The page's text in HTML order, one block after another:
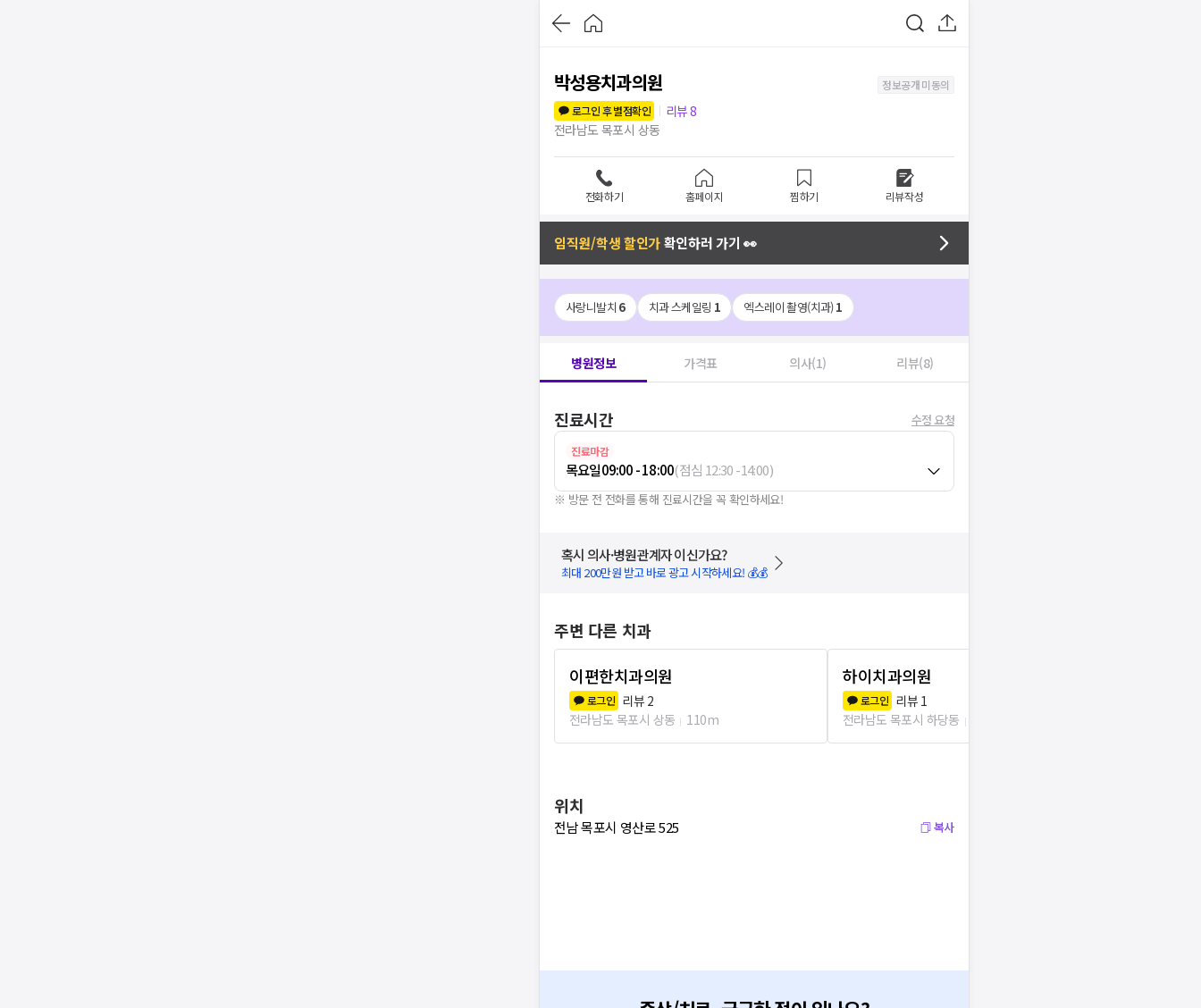
박성용치과의원
정보공개 미동의
로그인 후 별점확인
리뷰8
전라남도 목포시 상동
전화하기 홈페이지 찜하기 리뷰작성
임직원/학생 할인가확인하러 가기 👀
사랑니발치 6 치과 스케일링 1 엑스레이 촬영(치과)1
병원정보 가격표 의사(1) 리뷰(8)
진료시간 수정 요청
진료마감
목요일09:00 - 18:00(점심 12:30-14:00)
※ 방문 전 전화를 통해 진료시간을 꼭 확인하세요!
혹시 의사·병원관계자 이신가요?
최대 200만원 받고 바로 광고 시작하세요! 💰💰
주변 다른 치과
이편한치과의원
로그인 리뷰 2
전라남도 목포시 상동
110m
하이치과의원
로그인 리뷰 1
전라남도 목포시 하당동
위치
전남 목포시 영산로 525 복사